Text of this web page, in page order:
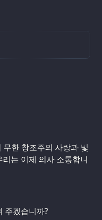
한 창조주의 사랑과 빛
는 이제 의사 소통합니
주겠습니까?